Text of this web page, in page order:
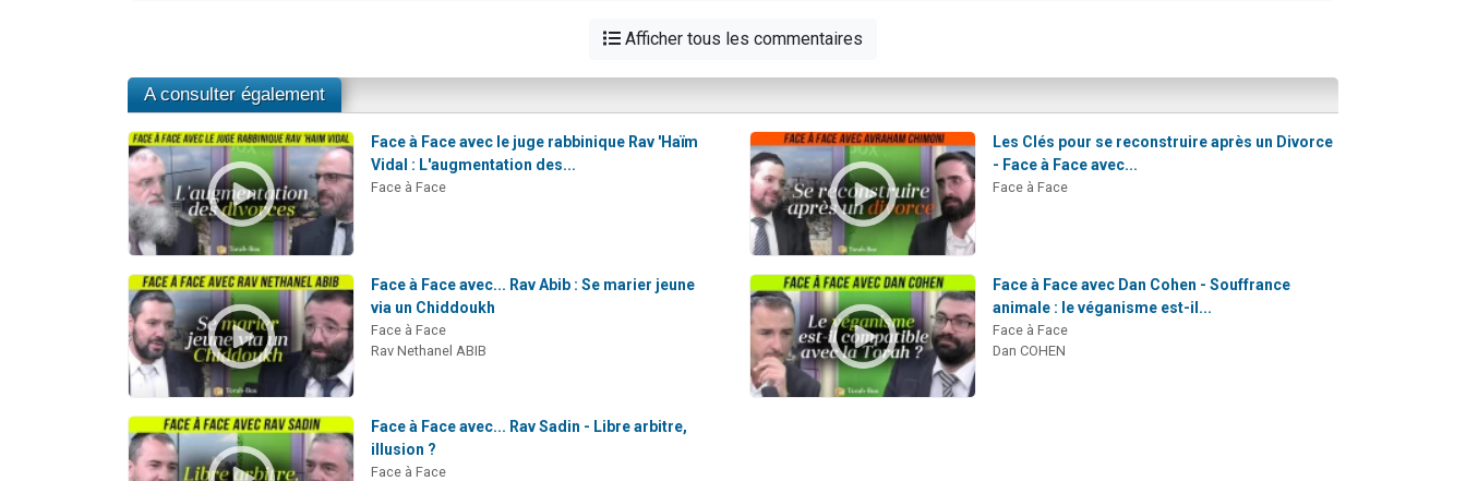
Afficher tous les commentaires
A consulter également
Face à Face avec le juge rabbinique Rav 'Haïm
Vidal : L'augmentation des...
Face à Face
Les Clés pour se reconstruire après un Divorce
- Face à Face avec...
Face à Face
Face à Face avec... Rav Abib : Se marier jeune
via un Chiddoukh
Face à Face
Rav Nethanel ABIB
Face à Face avec Dan Cohen - Souffrance
animale : le véganisme est-il...
Face à Face
Dan COHEN
Face à Face avec... Rav Sadin - Libre arbitre,
illusion ?
Face à Face